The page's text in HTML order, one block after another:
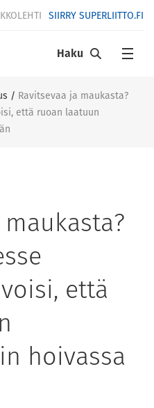
SIIRRY SUPERLIITTO.FI
Haku
/ Ravitsevaa ja maukasta?
että ruoan laatuun
että
hoivassa